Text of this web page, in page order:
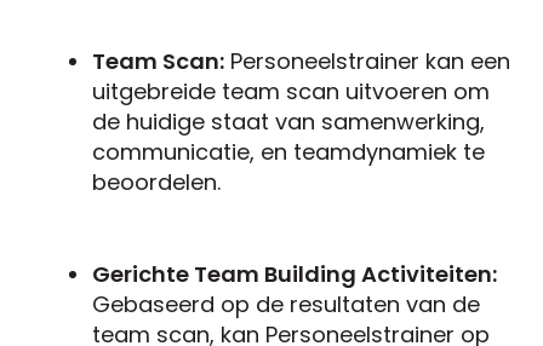
Team Scan: Personeelstrainer kan een
uitgebreide team scan uitvoeren om
de huidige staat van samenwerking,
communicatie, en teamdynamiek te
beoordelen.
Gerichte Team Building Activiteiten:
Gebaseerd op de resultaten van de
team scan, kan Personeelstrainer op